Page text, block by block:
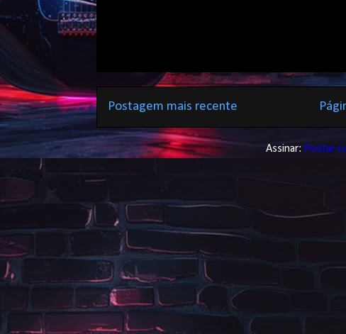
Postagem mais recente
Assinar: Postar